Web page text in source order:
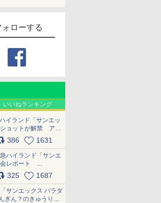
ローする
いいねランキング
イランド「サンエッ
ショットが解禁 アト
ッズ写真を一覧で紹
386 1631
ハイランド「サンエ
会レポート
325 1687
サンエックス パラダ
ぎん？のきゅうりド